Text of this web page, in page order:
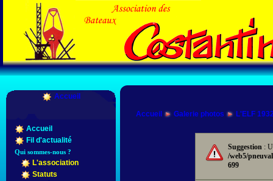
Accueil
Accueil
Fil d'actualité
Qui sommes-nous ?
L'association
Statuts
Accueil Galerie photos L'ELF
Suggestion :
/web5/
699